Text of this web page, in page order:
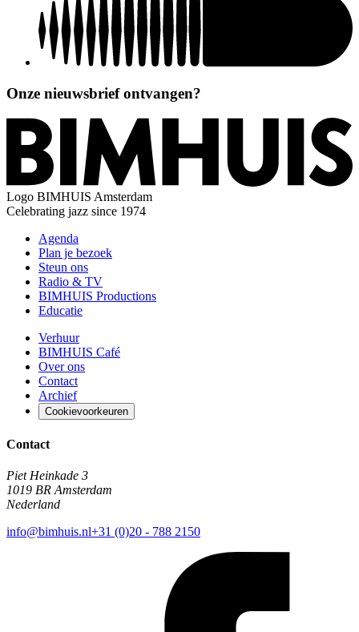
Onze nieuwsbrief ontvangen?
Logo BIMHUIS Amsterdam
Celebrating jazz since 1974
Agenda
Plan je bezoek
Steun ons
Radio & TV
BIMHUIS Productions
Educatie
Verhuur
BIMHUIS Café
Over ons
Contact
Archief
Cookievoorkeuren
Contact
Piet Heinkade 3
1019 BR Amsterdam
Nederland
info@bimhuis.nl+31 (0)20 - 788 2150